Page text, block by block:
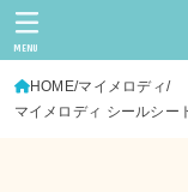
MENU
HOME マイメロディ
マイメロディ シールシー